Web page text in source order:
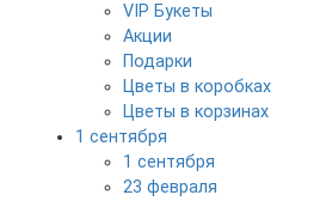
VIP Букеты
Акции
Подарки
Цветы в коробках
Цветы в корзинах
1 сентября
1 сентября
23 февраля